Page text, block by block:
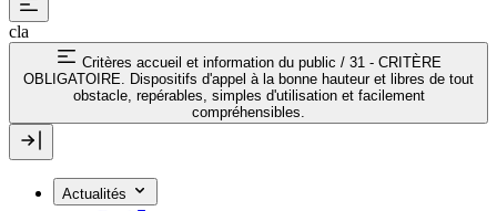
cla
Critères accueil et information du public / 31 - CRITÈRE
OBLIGATOIRE. Dispositifs d'appel à la bonne hauteur et libres de tout
obstacle, repérables, simples d'utilisation et facilement
compréhensibles.
Actualités